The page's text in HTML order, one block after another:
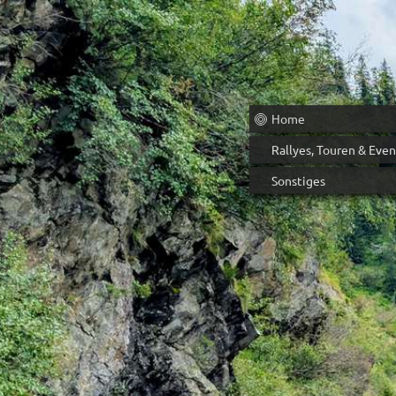
Home
Rallyes, Touren &
Sonstiges